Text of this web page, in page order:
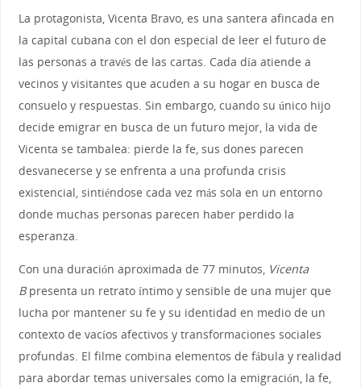
La protagonista, Vicenta Bravo, es una santera afincada en
la capital cubana con el don especial de leer el futuro de
las personas a través de las cartas. Cada día atiende a
vecinos y visitantes que acuden a su hogar en busca de
consuelo y respuestas. Sin embargo, cuando su único hijo
decide emigrar en busca de un futuro mejor, la vida de
Vicenta se tambalea: pierde la fe, sus dones parecen
desvanecerse y se enfrenta a una profunda crisis
existencial, sintiéndose cada vez más sola en un entorno
donde muchas personas parecen haber perdido la
esperanza.
Con una duración aproximada de 77 minutos, Vicenta
Bpresenta un retrato íntimo y sensible de una mujer que
lucha por mantener su fe y su identidad en medio de un
contexto de vacíos afectivos y transformaciones sociales
profundas. El filme combina elementos de fábula y realidad
para abordar temas universales como la emigración, la fe,